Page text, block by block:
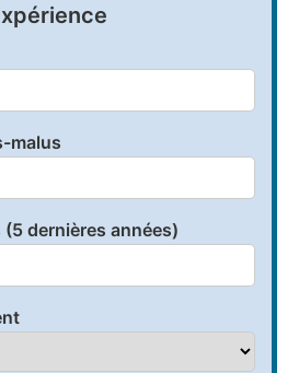
malus
dernières années)